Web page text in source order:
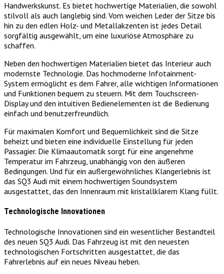
Handwerkskunst. Es bietet hochwertige Materialien, die sowohl
stilvoll als auch langlebig sind. Vom weichen Leder der Sitze bis
hin zu den edlen Holz- und Metallakzenten ist jedes Detail
sorgfältig ausgewählt, um eine luxuriöse Atmosphäre zu
schaffen.
Neben den hochwertigen Materialien bietet das Interieur auch
modernste Technologie. Das hochmoderne Infotainment-
System ermöglicht es dem Fahrer, alle wichtigen Informationen
und Funktionen bequem zu steuern. Mit dem Touchscreen-
Display und den intuitiven Bedienelementen ist die Bedienung
einfach und benutzerfreundlich.
Für maximalen Komfort und Bequemlichkeit sind die Sitze
beheizt und bieten eine individuelle Einstellung für jeden
Passagier. Die Klimaautomatik sorgt für eine angenehme
Temperatur im Fahrzeug, unabhängig von den äußeren
Bedingungen. Und für ein außergewöhnliches Klangerlebnis ist
das SQ3 Audi mit einem hochwertigen Soundsystem
ausgestattet, das den Innenraum mit kristallklarem Klang füllt.
Technologische Innovationen
Technologische Innovationen sind ein wesentlicher Bestandteil
des neuen SQ3 Audi. Das Fahrzeug ist mit den neuesten
technologischen Fortschritten ausgestattet, die das
Fahrerlebnis auf ein neues Niveau heben.